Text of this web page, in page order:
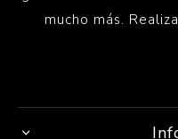
mucho más.